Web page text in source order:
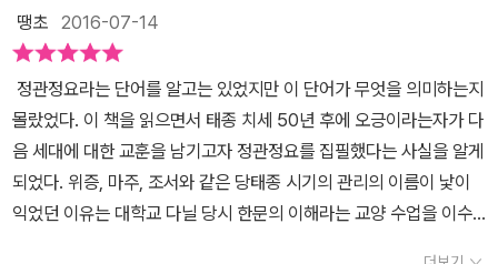
成)의 어려움에 대한 위징의 말은 정관의 치세 전반을 잘 나타내는
듯하다. 당태종도 안시성에서 쓸쓸히 퇴각하면서 위징의 말을 떠올렸
을까. 위징의 부재를 아쉬워했다는 태종의 귀환길에서 화려한 꽃과
같았던 정관의 치세보다 한결같은 평범한 치세가 더 나은 것은 아닐
까 하는 생각을 갖게 된다... 위징이 대답했다. '창업은 하늘이 주고 백
성이 받드는 것이기 때문에 어려운 것이라고 할 수 없습니다. 그러나
일단 천하를 얻은 뒤에는 마음이 교만하고 음란한 데로 달려가게 됩
니다.' _ 오긍, <정관정요> , p25/513 현명한 군주가 되는 것은 쉽지
종의 그것이 거론됩니다. 이는, 건국 군주(부친 고조보다 사실상 더
큰 공헌)로서 손에 피를 끔찍히도 묻혔으며, 무엇보다 제 피붙이를 둘
씩이나 죽인 패륜과 악행을 저지른 이로서, 향후 원만한 정국 수습과
차분한 나라 살림이 거의 기대되지 않은 형편이었기 때문입니다. 헌
데 일단 보위에 오르자 그는 모두의 예상을 뒤엎고, 정적이자 자신의
패륜 행각의 가장 큰 표적, 피해자였던 형의 최측근 위징을 등용하여
국사의 매 면모를 직간하도록 배치했습니다. 위징의 처신 역시 볼 만
책임을 져야 할 것이다. 이 책에서 흥미로운 점은 고구려에 대해 자
주 언급이 된다는 점이다. 고구려에 대해 다소 부정적인 묘사가 많고
물고기와 자라에 비유되기도 하며 고구려와의 전쟁에서 승리하는 당
나라지만 결국 고구려와의 전쟁은 커다란 타격이 되기도 한다. 이 책
은 단순한 번역서가 아닌 점에서 다행이라고 생각한다. 딱딱하지 않
고 현대인들이 읽을 수 있도록 편집이 잘되어 있어서 매우 편하다. 고
전읽기에 도전하는 것은 투자를 하는 것과 같다고 본다. 처음 ‘사기’와
것, 과도한 사치를 하지 않는 것, 자신을 비방하는 것을 겸허하게 받아
들이는 것 등이 높이 칭송되고 후세에 전할 만한 열림과 소통이 되는
이유는 무엇인가? 그 대답은 단순하다. 황제니까! 천자니까! 황제는
마음만 먹으면 그 어떤 짓을 하더라도 누가 뭐라고 할 수 없는 절대 권
력이니까! 황제께서 이 정도 했으면 할 만큼 한 것 아니냐는 전제가 깔
려 있는 것이다. 그러나 옳음의 기준이 사람마다 달라진다면, 즉 상
대적이라면, 그 옳음은 기준으로서 이미 죽은 것이다. 사람에 따라 늘
었다 줄었다 달라지는 자와 저울을 어디에 쓰겠는가? 그럼에도 불구
하고 황제와 뭇 백성의 윤리적 행위가 다르게 평가되는 것이 당연히
땡초 2016-07-14
정관정요라는 단어를 알고는 있었지만 이 단어가 무엇을 의미하는지
몰랐었다. 이 책을 읽으면서 태종 치세 50년 후에 오긍이라는자가 다
음 세대에 대한 교훈을 남기고자 정관정요를 집필했다는 사실을 알게
되었다. 위증, 마주, 조서와 같은 당태종 시기의 관리의 이름이 낯이
익었던 이유는 대학교 다닐 당시 한문의 이해라는 교양 수업을 이수